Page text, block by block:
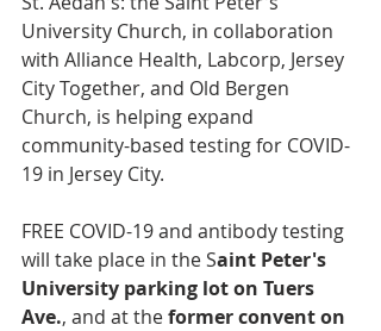
University Church, in collaboration
with Alliance Health, Labcorp, Jersey
City Together, and Old Bergen
Church, is helping expand
community-based testing for COVID-
19 in Jersey City.
FREE COVID-19 and antibody testing
will take place in the Saint Peter's
University parking lot on Tuers
Ave., and at the former convent on